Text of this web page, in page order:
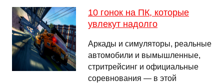
10 гонок на ПК, которые
увлекут надолго
Аркады и симуляторы, реальные
автомобили и вымышленные,
стритрейсинг и официальные
соревнования — в этой